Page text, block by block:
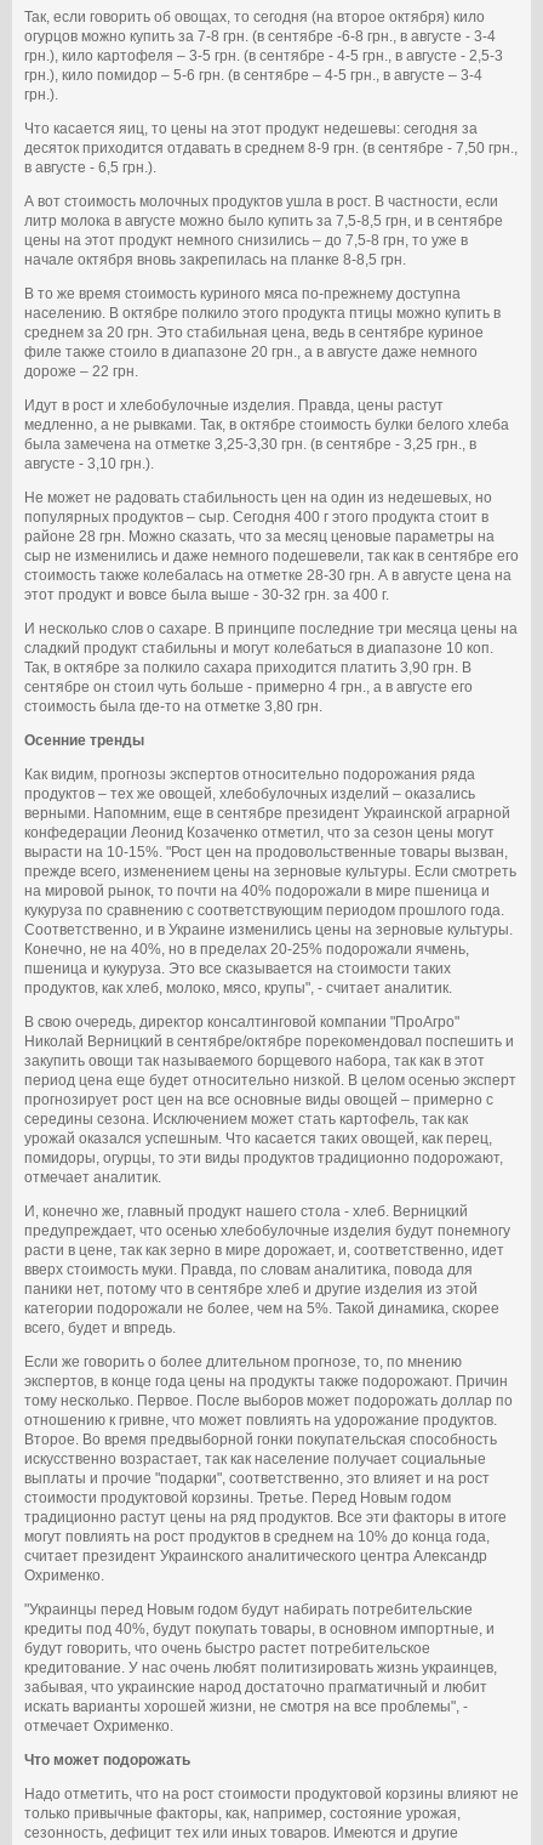
Так, если говорить об овощах, то сегодня (на второе октября) кило
огурцов можно купить за 7-8 грн. (в сентябре -6-8 грн., в августе - 3-4
грн.), кило картофеля – 3-5 грн. (в сентябре - 4-5 грн., в августе - 2,5-3
грн.), кило помидор – 5-6 грн. (в сентябре – 4-5 грн., в августе – 3-4
грн.).
Что касается яиц, то цены на этот продукт недешевы: сегодня за
десяток приходится отдавать в среднем 8-9 грн. (в сентябре - 7,50 грн.,
в августе - 6,5 грн.).
А вот стоимость молочных продуктов ушла в рост. В частности, если
литр молока в августе можно было купить за 7,5-8,5 грн, и в сентябре
цены на этот продукт немного снизились – до 7,5-8 грн, то уже в
начале октября вновь закрепилась на планке 8-8,5 грн.
В то же время стоимость куриного мяса по-прежнему доступна
населению. В октябре полкило этого продукта птицы можно купить в
среднем за 20 грн. Это стабильная цена, ведь в сентябре куриное
филе также стоило в диапазоне 20 грн., а в августе даже немного
дороже – 22 грн.
Идут в рост и хлебобулочные изделия. Правда, цены растут
медленно, а не рывками. Так, в октябре стоимость булки белого хлеба
была замечена на отметке 3,25-3,30 грн. (в сентябре - 3,25 грн., в
августе - 3,10 грн.).
Не может не радовать стабильность цен на один из недешевых, но
популярных продуктов – сыр. Сегодня 400 г этого продукта стоит в
районе 28 грн. Можно сказать, что за месяц ценовые параметры на
сыр не изменились и даже немного подешевели, так как в сентябре его
стоимость также колебалась на отметке 28-30 грн. А в августе цена на
этот продукт и вовсе была выше - 30-32 грн. за 400 г.
И несколько слов о сахаре. В принципе последние три месяца цены на
сладкий продукт стабильны и могут колебаться в диапазоне 10 коп.
Так, в октябре за полкило сахара приходится платить 3,90 грн. В
сентябре он стоил чуть больше - примерно 4 грн., а в августе его
стоимость была где-то на отметке 3,80 грн.
Осенние тренды
Как видим, прогнозы экспертов относительно подорожания ряда
продуктов – тех же овощей, хлебобулочных изделий – оказались
верными. Напомним, еще в сентябре президент Украинской аграрной
конфедерации Леонид Козаченко отметил, что за сезон цены могут
вырасти на 10-15%. "Рост цен на продовольственные товары вызван,
прежде всего, изменением цены на зерновые культуры. Если смотреть
на мировой рынок, то почти на 40% подорожали в мире пшеница и
кукуруза по сравнению с соответствующим периодом прошлого года.
Соответственно, и в Украине изменились цены на зерновые культуры.
Конечно, не на 40%, но в пределах 20-25% подорожали ячмень,
пшеница и кукуруза. Это все сказывается на стоимости таких
продуктов, как хлеб, молоко, мясо, крупы", - считает аналитик.
В свою очередь, директор консалтинговой компании "ПроАгро"
Николай Верницкий в сентябре/октябре порекомендовал поспешить и
закупить овощи так называемого борщевого набора, так как в этот
период цена еще будет относительно низкой. В целом осенью эксперт
прогнозирует рост цен на все основные виды овощей – примерно с
середины сезона. Исключением может стать картофель, так как
урожай оказался успешным. Что касается таких овощей, как перец,
помидоры, огурцы, то эти виды продуктов традиционно подорожают,
отмечает аналитик.
И, конечно же, главный продукт нашего стола - хлеб. Верницкий
предупреждает, что осенью хлебобулочные изделия будут понемногу
расти в цене, так как зерно в мире дорожает, и, соответственно, идет
вверх стоимость муки. Правда, по словам аналитика, повода для
паники нет, потому что в сентябре хлеб и другие изделия из этой
категории подорожали не более, чем на 5%. Такой динамика, скорее
всего, будет и впредь.
Если же говорить о более длительном прогнозе, то, по мнению
экспертов, в конце года цены на продукты также подорожают. Причин
тому несколько. Первое. После выборов может подорожать доллар по
отношению к гривне, что может повлиять на удорожание продуктов.
Второе. Во время предвыборной гонки покупательская способность
искусственно возрастает, так как население получает социальные
выплаты и прочие "подарки", соответственно, это влияет и на рост
стоимости продуктовой корзины. Третье. Перед Новым годом
традиционно растут цены на ряд продуктов. Все эти факторы в итоге
могут повлиять на рост продуктов в среднем на 10% до конца года,
считает президент Украинского аналитического центра Александр
Охрименко.
"Украинцы перед Новым годом будут набирать потребительские
кредиты под 40%, будут покупать товары, в основном импортные, и
будут говорить, что очень быстро растет потребительское
кредитование. У нас очень любят политизировать жизнь украинцев,
забывая, что украинские народ достаточно прагматичный и любит
искать варианты хорошей жизни, не смотря на все проблемы", -
отмечает Охрименко.
Что может подорожать
Надо отметить, что на рост стоимости продуктовой корзины влияют не
только привычные факторы, как, например, состояние урожая,
сезонность, дефицит тех или иных товаров. Имеются и другие